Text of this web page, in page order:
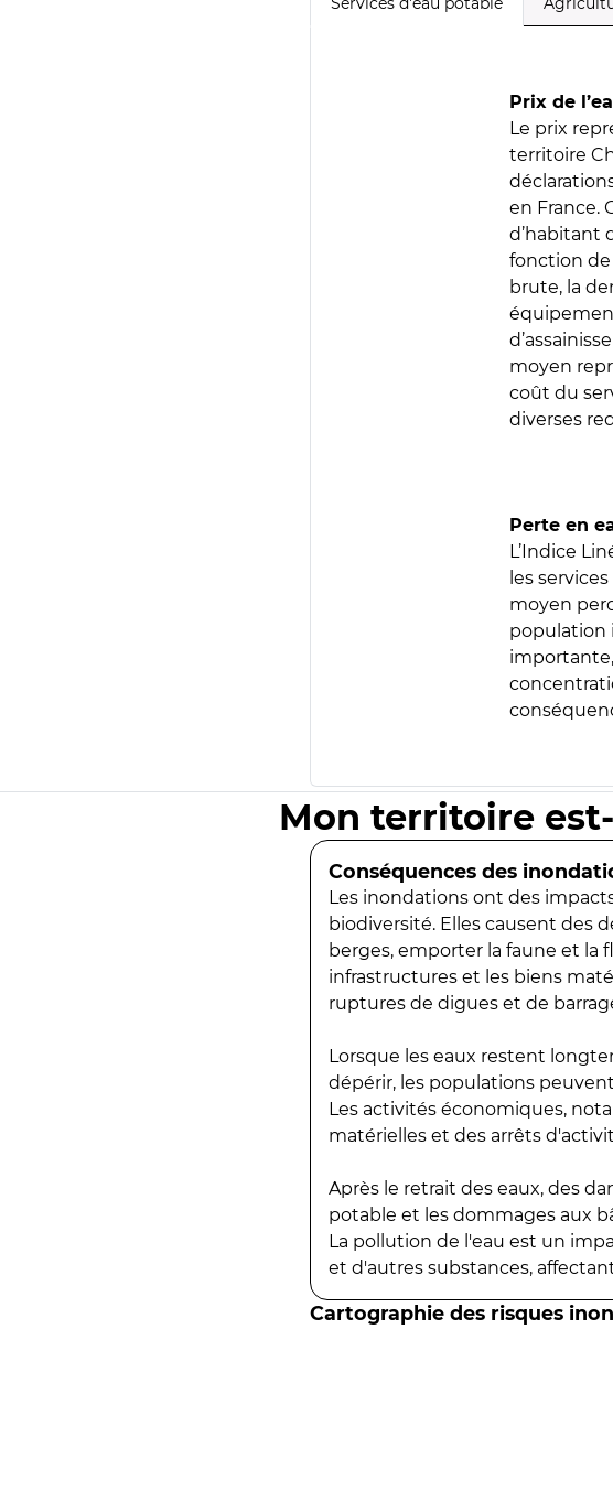
Prix de
Le prix
territoire
en France.
d’habitant
fonction de
brute, la
moyen
coût du
diverses
Perte en
L’Indice
les
moyen
population
Mon territoire
Conséquences des
Les inondations ont des
biodiversité. Elles causent des
berges, emporter la faune et la
infrastructures et les biens
ruptures de digues et de
Lorsque les eaux restent
dépérir, les populations
Les activités économiques,
matérielles et des arrêts
Après le retrait des eaux, des
potable et les dommages aux
La pollution de l'eau est un
et d'autres substances,
Cartographie des risques